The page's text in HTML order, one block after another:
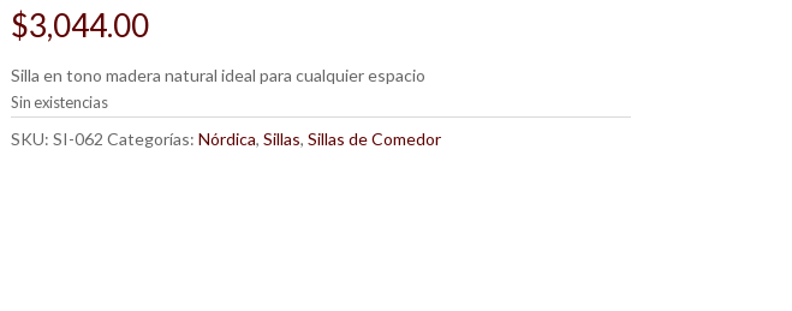
$3,044.00
Silla en tono madera natural ideal para cualquier espacio
Sin existencias
SKU: SI-062 Categorías: Nórdica, Sillas, Sillas de Comedor